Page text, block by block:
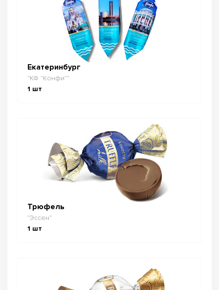
Екатеринбург
"КФ "Конфи""
1 шт
Трюфель
"Эссен"
1 шт